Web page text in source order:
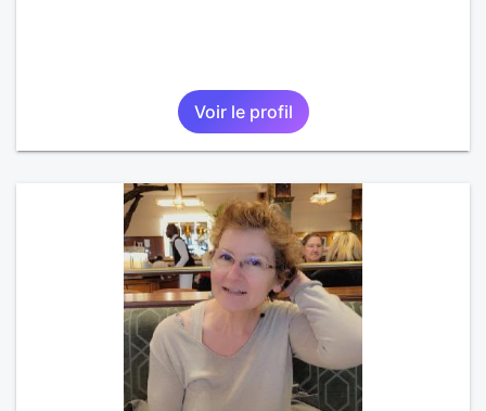
Voir le profil